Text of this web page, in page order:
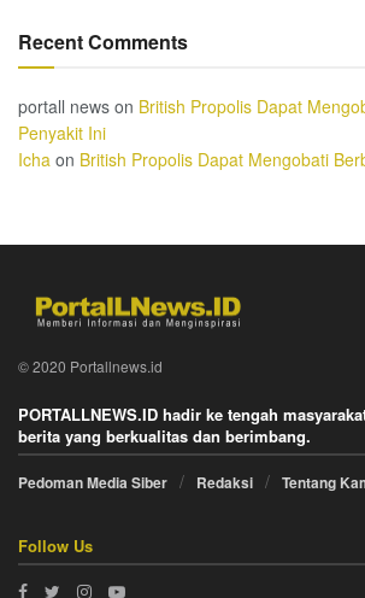
Recent Comments
portall news on British Propolis Dapat
Penyakit Ini
Icha on British Propolis Dapat Mengobati
© 2020 Portallnews.id
PORTALLNEWS.ID hadir ke tengah
berita yang berkualitas dan berimbang.
Pedoman Media Siber Redaksi Tentang
Follow Us